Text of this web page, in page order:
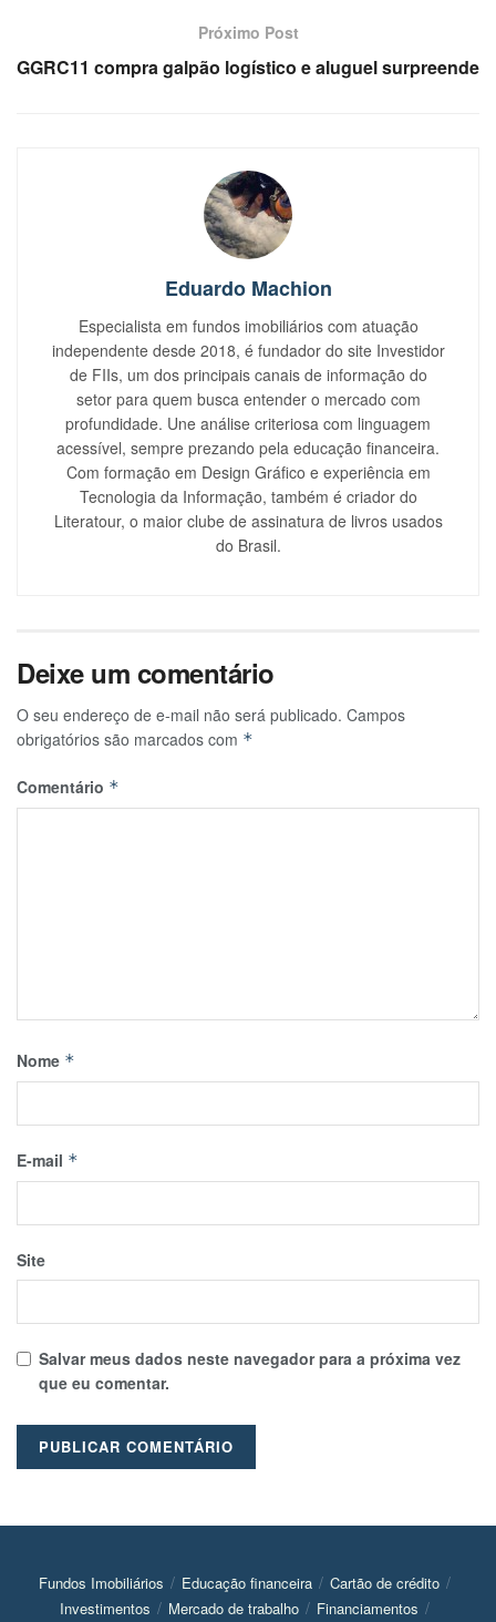
Próximo Post
GGRC11 compra galpão logístico e aluguel surpreende
Eduardo Machion
Especialista em fundos imobiliários com atuação
independente desde 2018, é fundador do site Investidor
de FIIs, um dos principais canais de informação do
setor para quem busca entender o mercado com
profundidade. Une análise criteriosa com linguagem
acessível, sempre prezando pela educação financeira.
Com formação em Design Gráfico e experiência em
Tecnologia da Informação, também é criador do
Literatour, o maior clube de assinatura de livros usados
do Brasil.
Deixe um comentário
O seu endereço de e-mail não será publicado. Campos
obrigatórios são marcados com *
Comentário *
Nome *
E-mail *
Site
Salvar meus dados neste navegador para a próxima vez
que eu comentar.
Fundos Imobiliários Educação financeira
Cartão de crédito
Investimentos
Mercado de trabalho Financiamentos